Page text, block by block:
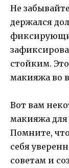
Не
держался
стойким.
макияжа во
Вот вам
макияжа
Помните,
себя
советам и